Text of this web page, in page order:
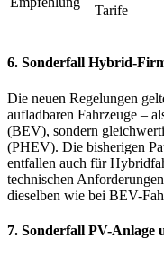
Tarife
6. Sonderfall Hybrid-
Die neuen Regelungen
aufladbaren Fahrzeuge –
(BEV), sondern
(PHEV). Die bisherigen
entfallen auch für
technischen
dieselben wie bei BEV-
7. Sonderfall PV-Anlage